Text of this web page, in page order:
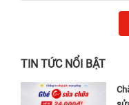
TIN TỨC NỔI BẬT